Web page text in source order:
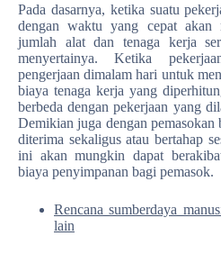
Pada dasarnya, ketika suatu
dengan waktu yang cepat akan
jumlah alat dan tenaga kerja
menyertainya. Ketika
pengerjaan dimalam hari untuk
biaya tenaga kerja yang
berbeda dengan pekerjaan yang
Demikian juga dengan pemasokan
diterima sekaligus atau bertahap
ini akan mungkin dapat
biaya penyimpanan bagi pemasok.
Rencana sumberdaya
lain